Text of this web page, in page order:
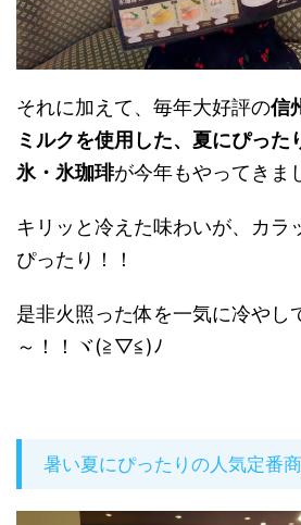
それに加えて、毎年大好評の信
ミルクを使用した、夏にぴった
氷・氷珈琲が今年もやってきま
キリッと冷えた味わいが、カラ
ぴったり！！
是非火照った体を一気に冷やし
～！！ヾ(≧▽≦)ﾉ
暑い夏にぴったりの人気定番